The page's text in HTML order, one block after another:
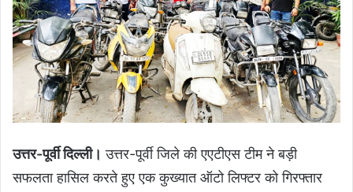
उत्तर-पूर्वी दिल्ली। उत्तर-पूर्वी जिले की एएटीएस टीम ने बड़ी
सफलता हासिल करते हुए एक कुख्यात ऑटो लिफ्टर को गिरफ्तार